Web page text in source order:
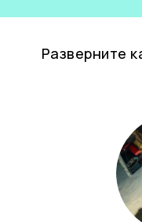
Разверните